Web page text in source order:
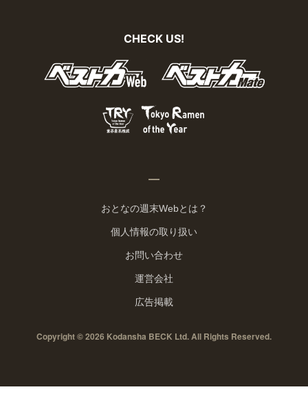
CHECK US!
おとなの週末Webとは？
個人情報の取り扱い
お問い合わせ
運営会社
広告掲載
Copyright © 2026 Kodansha BECK Ltd. All Rights Reserved.